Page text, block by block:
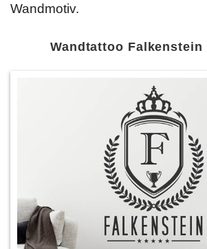
Wandmotiv.
Wandtattoo Falkenstein